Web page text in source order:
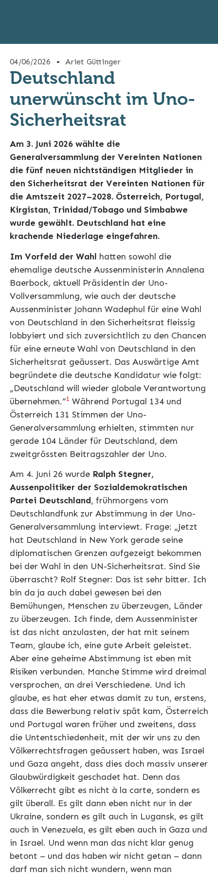
04/06/2026 Ariet Güttinger
Deutschland
unerwünscht im Uno-
Sicherheitsrat
Am 3. Juni 2026 wählte die
Generalversammlung der Vereinten Nationen
die fünf neuen nichtständigen Mitglieder in
den Sicherheitsrat der Vereinten Nationen für
die Amtszeit 2027–2028. Österreich, Portugal,
Kirgistan, Trinidad/Tobago und Simbabwe
wurde gewählt. Deutschland hat eine
krachende Niederlage eingefahren.
Im Vorfeld der Wahl hatten sowohl die
ehemalige deutsche Aussenministerin Annalena
Baerbock, aktuell Präsidentin der Uno-
Vollversammlung, wie auch der deutsche
Aussenminister Johann Wadephul für eine Wahl
von Deutschland in den Sicherheitsrat fleissig
lobbyiert und sich zuversichtlich zu den Chancen
für eine erneute Wahl von Deutschland in den
Sicherheitsrat geäussert. Das Auswärtige Amt
begründete die deutsche Kandidatur wie folgt:
„Deutschland will wieder globale Verantwortung
übernehmen.“1 Während Portugal 134 und
Österreich 131 Stimmen der Uno-
Generalversammlung erhielten, stimmten nur
gerade 104 Länder für Deutschland, dem
zweitgrössten Beitragszahler der Uno.
Am 4. Juni 26 wurde Ralph Stegner,
Aussenpolitiker der Sozialdemokratischen
Partei Deutschland, frühmorgens vom
Deutschlandfunk zur Abstimmung in der Uno-
Generalversammlung interviewt. Frage: „Jetzt
hat Deutschland in New York gerade seine
diplomatischen Grenzen aufgezeigt bekommen
bei der Wahl in den UN-Sicherheitsrat. Sind Sie
überrascht? Rolf Stegner: Das ist sehr bitter. Ich
bin da ja auch dabei gewesen bei den
Bemühungen, Menschen zu überzeugen, Länder
zu überzeugen. Ich finde, dem Aussenminister
ist das nicht anzulasten, der hat mit seinem
Team, glaube ich, eine gute Arbeit geleistet.
Aber eine geheime Abstimmung ist eben mit
Risiken verbunden. Manche Stimme wird dreimal
versprochen, an drei Verschiedene. Und ich
glaube, es hat eher etwas damit zu tun, erstens,
dass die Bewerbung relativ spät kam, Österreich
und Portugal waren früher und zweitens, dass
die Untentschiedenheit, mit der wir uns zu den
Völkerrechtsfragen geäussert haben, was Israel
und Gaza angeht, dass dies doch massiv unserer
Glaubwürdigkeit geschadet hat. Denn das
Völkerrecht gibt es nicht à la carte, sondern es
gilt überall. Es gilt dann eben nicht nur in der
Ukraine, sondern es gilt auch in Lugansk, es gilt
auch in Venezuela, es gilt eben auch in Gaza und
in Israel. Und wenn man das nicht klar genug
betont – und das haben wir nicht getan – dann
darf man sich nicht wundern, wenn man